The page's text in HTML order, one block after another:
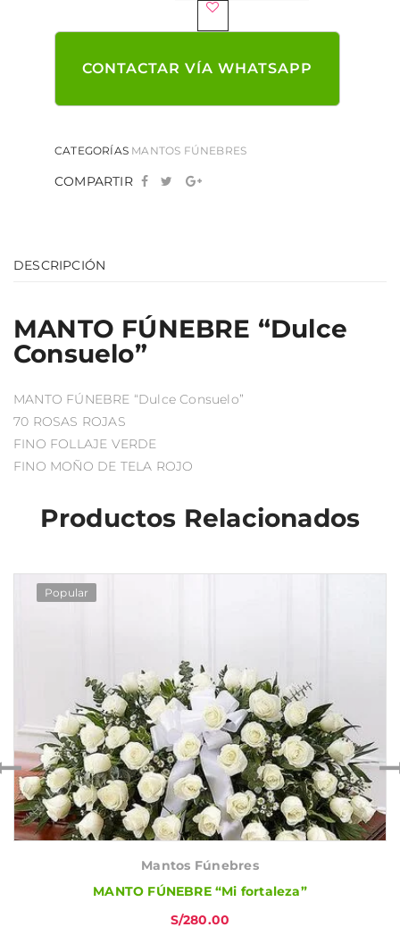
CONTACTAR VÍA WHATSAPP
CATEGORÍAS MANTOS FÚNEBRES
COMPARTIR
DESCRIPCIÓN
MANTO FÚNEBRE “Dulce
Consuelo”
MANTO FÚNEBRE “Dulce Consuelo”
70 ROSAS ROJAS
FINO FOLLAJE VERDE
FINO MOÑO DE TELA ROJO
Productos Relacionados
Popular
Mantos Fúnebres
MANTO FÚNEBRE “Mi fortaleza”
S/280.00